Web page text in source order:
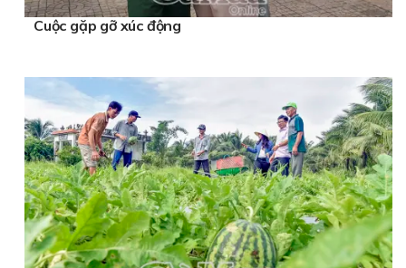
Cuộc gặp gỡ xúc động